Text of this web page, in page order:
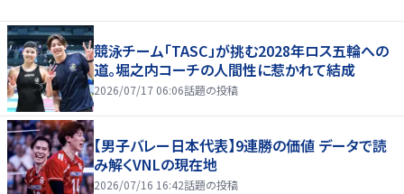
競泳チーム「TASC」が挑む2028年ロス五輪への
道。堀之内コーチの人間性に惹かれて結成
2026/07/17 06:06話題の投稿
【男子バレー日本代表】9連勝の価値 データで読
み解くVNLの現在地
2026/07/16 16:42話題の投稿